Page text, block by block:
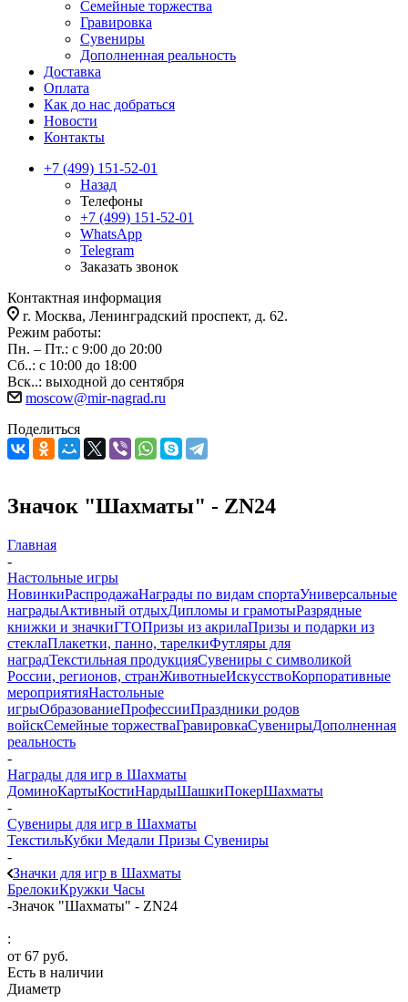
Семейные торжества
Гравировка
Сувениры
Дополненная реальность
Доставка
Оплата
Как до нас добраться
Новости
Контакты
+7 (499) 151-52-01
Назад
Телефоны
+7 (499) 151-52-01
WhatsApp
Telegram
Заказать звонок
Контактная информация
г. Москва, Ленинградский проспект, д. 62.
Режим работы:
Пн. – Пт.: с 9:00 до 20:00
Сб..: с 10:00 до 18:00
Вск..: выходной до сентября
moscow@mir-nagrad.ru
Поделиться
Значок "Шахматы" - ZN24
Главная
-
Настольные игры
НовинкиРаспродажаНаграды по видам спортаУниверсальные
наградыАктивный отдыхДипломы и грамотыРазрядные
книжки и значкиГТОПризы из акрилаПризы и подарки из
стеклаПлакетки, панно, тарелкиФутляры для
наградТекстильная продукцияСувениры с символикой
России, регионов, странЖивотныеИскусствоКорпоративные
мероприятияНастольные
игрыОбразованиеПрофессииПраздники родов
войскСемейные торжестваГравировкаСувенирыДополненная
реальность
-
Награды для игр в Шахматы
ДоминоКартыКостиНардыШашкиПокерШахматы
-
Сувениры для игр в Шахматы
ТекстильКубки Медали Призы Сувениры
-
Значки для игр в Шахматы
БрелокиКружки Часы
-Значок "Шахматы" - ZN24
:
от 67 руб.
Есть в наличии
Диаметр